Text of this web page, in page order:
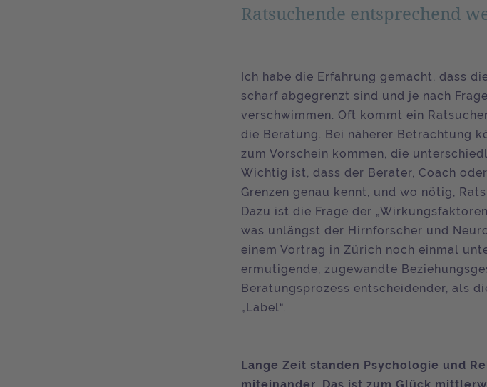
Ratsuchende entsprechend
Ich habe die Erfahrung gemacht, dass
scharf abgegrenzt sind und je nach
verschwimmen. Oft kommt ein
die Beratung. Bei näherer Betrachtung
zum Vorschein kommen, die
Wichtig ist, dass der Berater, Coach
Grenzen genau kennt, und wo nötig,
Dazu ist die Frage der
was unlängst der Hirnforscher und
einem Vortrag in Zürich noch einmal
ermutigende, zugewandte
Beratungsprozess entscheidender, als
„Label“.
Lange Zeit standen Psychologie und